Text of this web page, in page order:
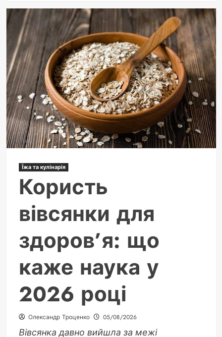
Психологічний
портрет:
глибоке
розуміння
особистості
Їжа та кулінарія
Користь
вівсянки для
здоров’я: що
каже наука у
2026 році
Олександр Троценко 05/08/2026
Вівсянка давно вийшла за межі